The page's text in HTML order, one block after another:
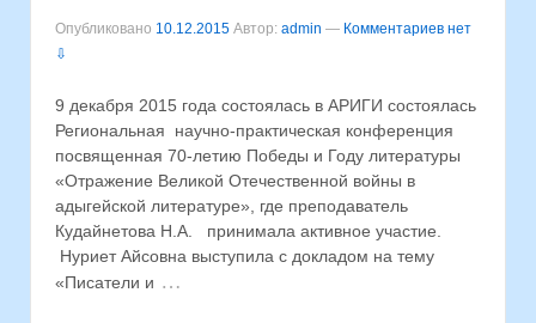
Опубликовано 10.12.2015 Автор: admin — Комментариев нет
⇩
9 декабря 2015 года состоялась в АРИГИ состоялась
Региональная научно-практическая конференция
посвященная 70-летию Победы и Году литературы
«Отражение Великой Отечественной войны в
адыгейской литературе», где преподаватель
Кудайнетова Н.А. принимала активное участие.
Нуриет Айсовна выступила с докладом на тему
«Писатели и …